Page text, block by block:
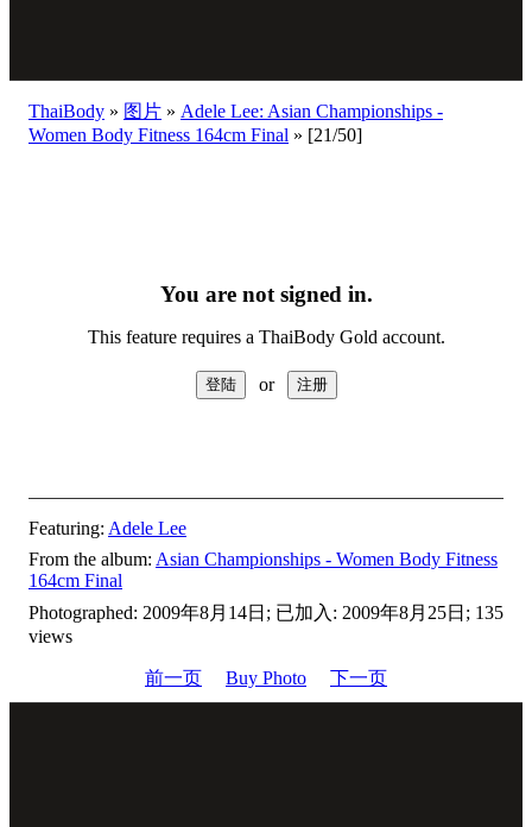
ThaiBody » 图片 » Adele Lee: Asian Championships -
Women Body Fitness 164cm Final » [21/50]
You are not signed in.
This feature requires a ThaiBody Gold account.
or
Featuring: Adele Lee
From the album: Asian Championships - Women Body Fitness
164cm Final
Photographed: 2009年8月14日; 已加入: 2009年8月25日; 135
views
前一页 Buy Photo 下一页